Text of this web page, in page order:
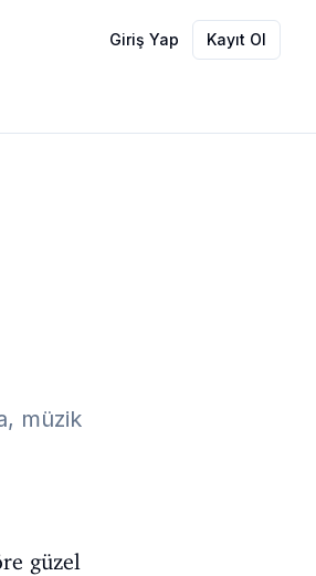
Giriş Yap Kayıt Ol
müzik
güzel